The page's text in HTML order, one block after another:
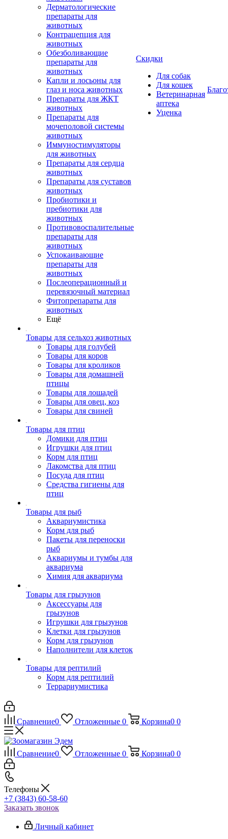
Дерматологические
препараты для
животных
Контрацепция для
животных
Обезболивающие
препараты для
животных
Капли и лосьоны для
глаз и носа животных
Препараты для ЖКТ
животных
Препараты для
мочеполовой системы
животных
Иммуностимуляторы
для животных
Препараты для сердца
животных
Препараты для суставов
животных
Пробиотики и
пребиотики для
животных
Противовоспалительные
препараты для
животных
Успокаивающие
препараты для
животных
Послеоперационный и
перевязочный материал
Фитопрепараты для
животных
Ещё
Товары для сельхоз животных
Товары для голубей
Товары для коров
Товары для кроликов
Товары для домашней
птицы
Товары для лошадей
Товары для овец, коз
Товары для свиней
Товары для птиц
Домики для птиц
Игрушки для птиц
Корм для птиц
Лакомства для птиц
Посуда для птиц
Средства гигиены для
птиц
Товары для рыб
Аквариумистика
Корм для рыб
Пакеты для переноски
рыб
Аквариумы и тумбы для
аквариума
Химия для аквариума
Товары для грызунов
Аксессуары для
грызунов
Игрушки для грызунов
Клетки для грызунов
Корм для грызунов
Наполнители для клеток
Товары для рептилий
Корм для рептилий
Террариумистика
Скидки
Для собак
Для кошек
Ветеринарная
аптека
Уценка
Сравнение0 Отложенные 0 Корзина0 0
Сравнение0 Отложенные 0 Корзина0 0
Телефоны
+7 (3843) 60-58-60
Заказать звонок
Личный кабинет